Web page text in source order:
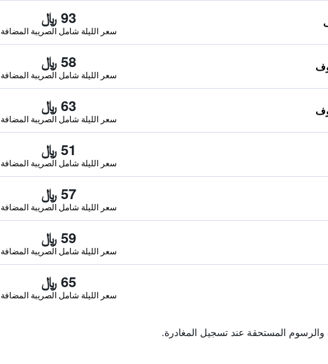
93 ﷼
سعر الليلة شامل الصريبة المضافة
58 ﷼
سعر الليلة شامل الصريبة المضافة
63 ﷼
سعر الليلة شامل الصريبة المضافة
51 ﷼
سعر الليلة شامل الصريبة المضافة
57 ﷼
سعر الليلة شامل الصريبة المضافة
59 ﷼
سعر الليلة شامل الصريبة المضافة
65 ﷼
سعر الليلة شامل الصريبة المضافة
المستحقة عند تسجيل المغادرة.